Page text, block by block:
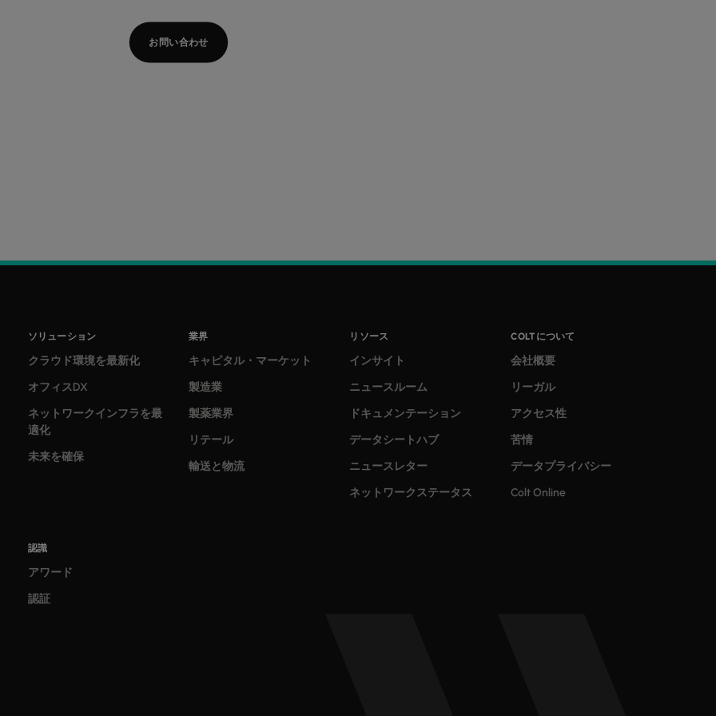
お問い合わせ
ソリューション
クラウド環境を最新化
オフィスDX
ネットワークインフラを最
適化
未来を確保
業界
キャピタル・マーケット
製造業
製薬業界
リテール
輸送と物流
リソース
インサイト
ニュースルーム
ドキュメンテーション
データシートハブ
ニュースレター
ネットワークステータス
COLTについて
会社概要
リーガル
アクセス性
苦情
データプライバシー
Colt Online
認識
アワード
認証